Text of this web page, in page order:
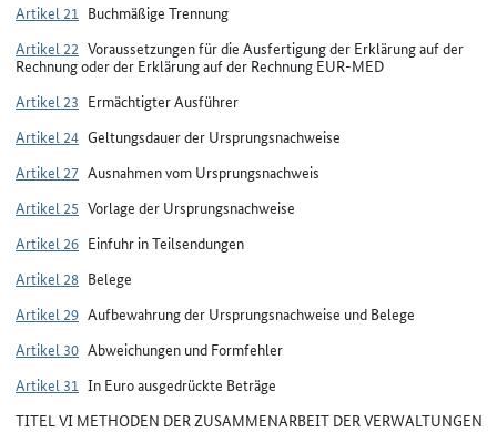
Artikel 21 Buchmäßige Trennung
Artikel 22 Voraussetzungen für die Ausfertigung der Erklärung auf der
Rechnung oder der Erklärung auf der Rechnung EUR-MED
Artikel 23 Ermächtigter Ausführer
Artikel 24 Geltungsdauer der Ursprungsnachweise
Artikel 27 Ausnahmen vom Ursprungsnachweis
Artikel 25 Vorlage der Ursprungsnachweise
Artikel 26 Einfuhr in Teilsendungen
Artikel 28 Belege
Artikel 29 Aufbewahrung der Ursprungsnachweise und Belege
Artikel 30 Abweichungen und Formfehler
Artikel 31 In Euro ausgedrückte Beträge
TITEL VI METHODEN DER ZUSAMMENARBEIT DER VERWALTUNGEN